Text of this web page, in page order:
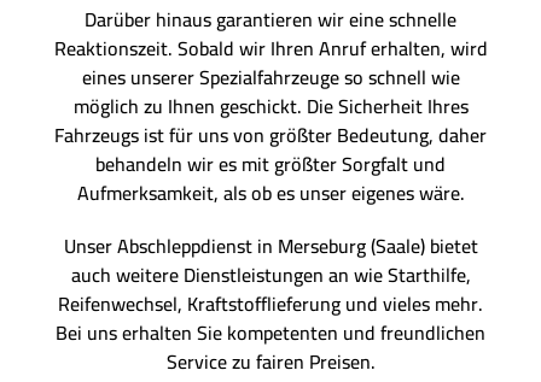
Darüber hinaus garantieren wir eine schnelle
Reaktionszeit. Sobald wir Ihren Anruf erhalten, wird
eines unserer Spezialfahrzeuge so schnell wie
möglich zu Ihnen geschickt. Die Sicherheit Ihres
Fahrzeugs ist für uns von größter Bedeutung, daher
behandeln wir es mit größter Sorgfalt und
Aufmerksamkeit, als ob es unser eigenes wäre.
Unser Abschleppdienst in Merseburg (Saale) bietet
auch weitere Dienstleistungen an wie Starthilfe,
Reifenwechsel, Kraftstofflieferung und vieles mehr.
Bei uns erhalten Sie kompetenten und freundlichen
Service zu fairen Preisen.